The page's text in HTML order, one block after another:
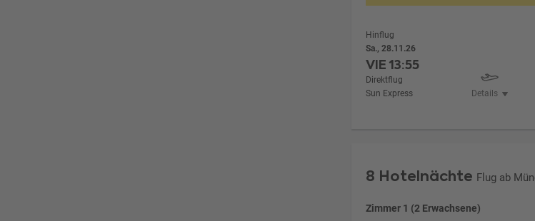
Hinflug
Sa., 28.11.26
VIE13:55
Direktflug
Sun Express
Details
8 Hotelnächte Flug ab
Zimmer 1 (2 Erwachsene)